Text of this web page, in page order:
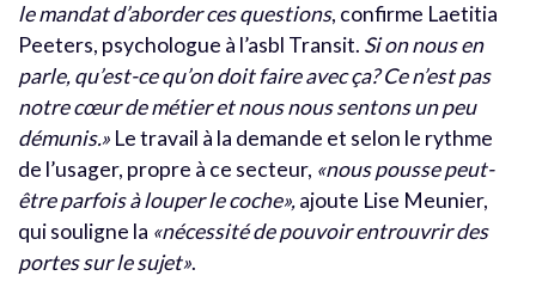
le mandat d’aborder ces questions, confirme Laetitia
Peeters, psychologue à l’asbl Transit. Si on nous en
parle, qu’est-ce qu’on doit faire avec ça? Ce n’est pas
notre cœur de métier et nous nous sentons un peu
démunis.» Le travail à la demande et selon le rythme
de l’usager, propre à ce secteur, «nous pousse peut-
être parfois à louper le coche»,ajoute Lise Meunier,
qui souligne la «nécessité de pouvoir entrouvrir des
portes sur le sujet».